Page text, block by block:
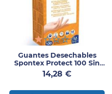
Guantes Desechables
Spontex Protect 100 Sin
Látex – 100 Uds
Precio
14,28 €